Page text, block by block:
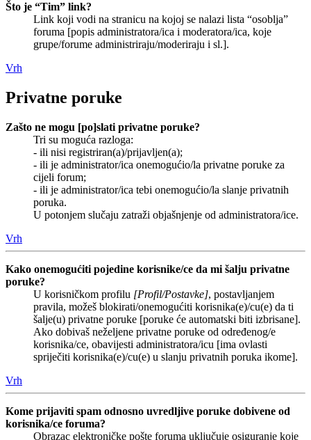
Što je “Tim” link?
Link koji vodi na stranicu na kojoj se nalazi lista “osoblja”
foruma [popis administratora/ica i moderatora/ica, koje
grupe/forume administriraju/moderiraju i sl.].
Vrh
Privatne poruke
Zašto ne mogu [po]slati privatne poruke?
Tri su moguća razloga:
- ili nisi registriran(a)/prijavljen(a);
- ili je administrator/ica onemogućio/la privatne poruke za
cijeli forum;
- ili je administrator/ica tebi onemogućio/la slanje privatnih
poruka.
U potonjem slučaju zatraži objašnjenje od administratora/ice.
Vrh
Kako onemogućiti pojedine korisnike/ce da mi šalju privatne
poruke?
U korisničkom profilu [Profil/Postavke], postavljanjem
pravila, možeš blokirati/onemogućiti korisnika(e)/cu(e) da ti
šalje(u) privatne poruke [poruke će automatski biti izbrisane].
Ako dobivaš neželjene privatne poruke od određenog/e
korisnika/ce, obavijesti administratora/icu [ima ovlasti
spriječiti korisnika(e)/cu(e) u slanju privatnih poruka ikome].
Vrh
Kome prijaviti spam odnosno uvredljive poruke dobivene od
korisnika/ce foruma?
Obrazac elektroničke pošte foruma uključuje osiguranje koje